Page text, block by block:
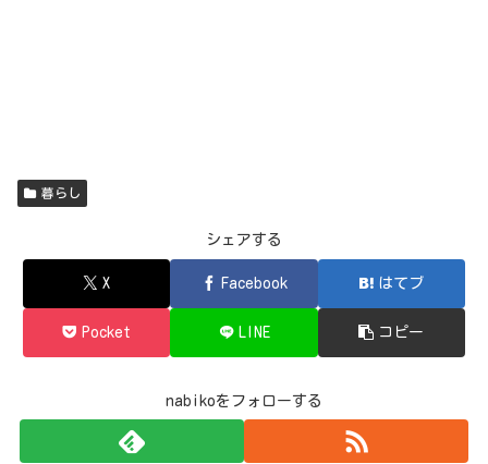
暮らし
シェアする
X Facebook はてブ
Pocket LINE コピー
nabikoをフォローする